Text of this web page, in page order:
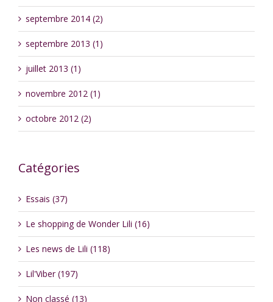
septembre 2014 (2)
septembre 2013 (1)
juillet 2013 (1)
novembre 2012 (1)
octobre 2012 (2)
Catégories
Essais (37)
Le shopping de Wonder Lili (16)
Les news de Lili (118)
Lil'Viber (197)
Non classé (13)